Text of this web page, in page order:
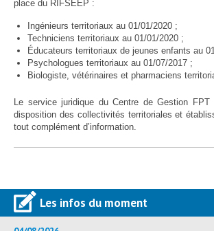
place du RIFSEEP :
Ingénieurs territoriaux au 01/01/2020 ;
Techniciens territoriaux au 01/01/2020 ;
Éducateurs territoriaux de jeunes enfants au
Psychologues territoriaux au 01/07/2017 ;
Biologiste, vétérinaires et pharmaciens
Le service juridique du Centre de Gestion
disposition des collectivités territoriales et
tout complément d’information.
Les infos du moment